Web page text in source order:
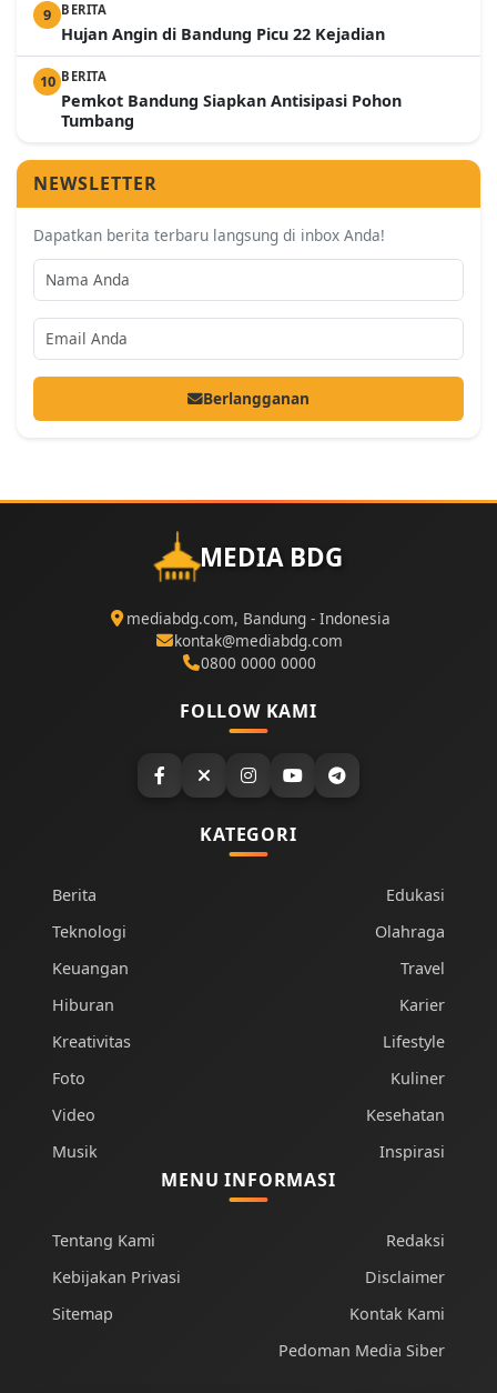
9 BERITA
Hujan Angin di Bandung Picu 22 Kejadian
10 BERITA
Pemkot Bandung Siapkan Antisipasi Pohon
Tumbang
NEWSLETTER
Dapatkan berita terbaru langsung di inbox Anda!
Berlangganan
MEDIA BDG
mediabdg.com, Bandung - Indonesia
kontak@mediabdg.com
0800 0000 0000
FOLLOW KAMI
KATEGORI
Berita
Teknologi
Keuangan
Hiburan
Kreativitas
Foto
Video
Musik
Edukasi
Olahraga
Travel
Karier
Lifestyle
Kuliner
Kesehatan
Inspirasi
MENU INFORMASI
Tentang Kami
Kebijakan Privasi
Sitemap
Redaksi
Disclaimer
Kontak Kami
Pedoman Media Siber